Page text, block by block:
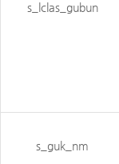
s_lclas_gubun
s_guk_nm